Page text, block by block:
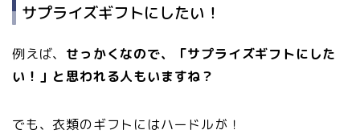
サプライズギフトにしたい！
例えば、 せっかくなので、「サプライズギフトにした
い！」と思われる人もいますね？
でも、衣類のギフトにはハードルが！